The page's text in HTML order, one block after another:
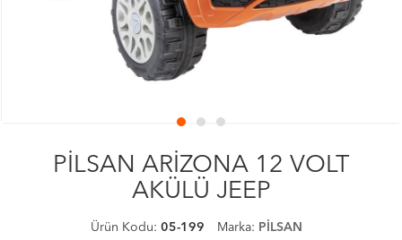
PİLSAN ARİZONA 12 VOLT
AKÜLÜ JEEP
Ürün Kodu: 05-199 Marka: PİLSAN